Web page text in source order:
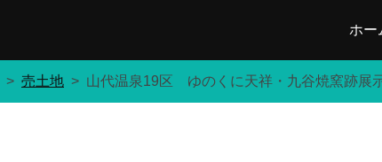
ホー
> 売土地 > 山代温泉19区 ゆのくに天祥・九谷焼窯跡